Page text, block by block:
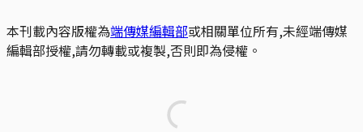
本刊載內容版權為端傳媒編輯部或相關單位所有,未經端傳媒
編輯部授權,請勿轉載或複製,否則即為侵權。